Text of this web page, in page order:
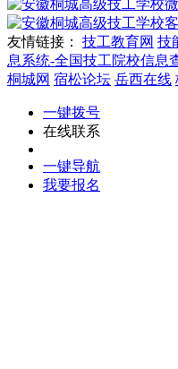
友情链接： 技工教育网 技
息系统-全国技工院校信息
桐城网 宿松论坛 岳西在线
一键拨号
在线联系
一键导航
我要报名